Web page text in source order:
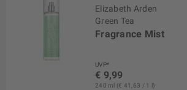
Elizabeth Arden
Green Tea
Fragrance Mist
UVP*
€ 9,99
240 ml (€ 41,63 / 1 l)